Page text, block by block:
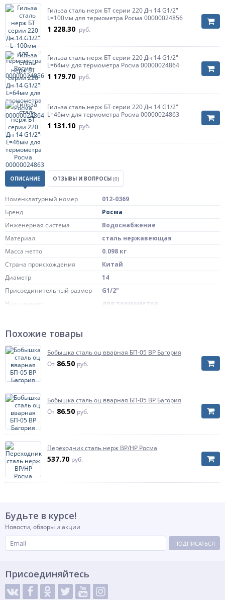
Гильза сталь нерж БТ серии 220 Дн 14 G1/2"
L=100мм для термометра Росма 00000024856
1 228.30 руб.
Гильза сталь нерж БТ серии 220 Дн 14 G1/2"
L=64мм для термометра Росма 00000024864
1 179.70 руб.
Гильза сталь нерж БТ серии 220 Дн 14 G1/2"
L=46мм для термометра Росма 00000024863
1 131.10 руб.
ОПИСАНИЕ ОТЗЫВЫ И ВОПРОСЫ (0)
Номенклатурный номер
012-0369
Бренд
Росма
Инженерная система
Водоснабжение
Материал
сталь нержавеющая
Масса нетто
0.098 кг
Страна происхождения
Китай
Диаметр
14
Присоединительный размер
G1/2"
Назначение
для термометра
Артикул
Похожие товары
Бобышка сталь оц вварная БП-05 ВР Багория
От 86.50 руб.
Бобышка сталь оц вварная БП-05 ВР Багория
От 86.50 руб.
Переходник сталь нерж ВР/НР Росма
537.70 руб.
Будьте в курсе!
Новости, обзоры и акции
ПОДПИСАТЬСЯ
Присоединяйтесь